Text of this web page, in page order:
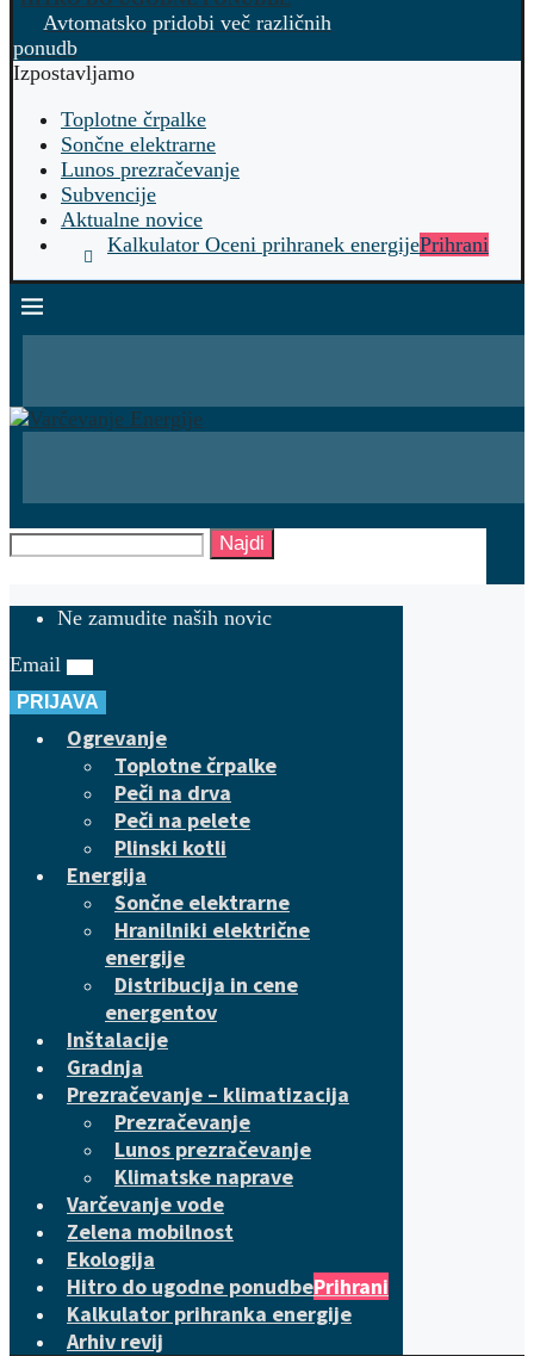
Avtomatsko pridobi več različnih
ponudb
Izpostavljamo
Toplotne črpalke
Sončne elektrarne
Lunos prezračevanje
Subvencije
Aktualne novice
Kalkulator Oceni prihranek energijePrihrani
Najdi
Ne zamudite naših novic
Email
PRIJAVA
Ogrevanje
Toplotne črpalke
Peči na drva
Peči na pelete
Plinski kotli
Energija
Sončne elektrarne
Hranilniki električne
energije
Distribucija in cene
energentov
Inštalacije
Gradnja
Prezračevanje – klimatizacija
Prezračevanje
Lunos prezračevanje
Klimatske naprave
Varčevanje vode
Zelena mobilnost
Ekologija
Hitro do ugodne ponudbePrihrani
Kalkulator prihranka energije
Arhiv revij